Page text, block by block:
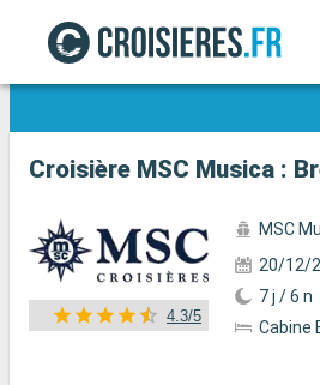
Voir les 89 autres photos
Croisière MSC Musica :
4.3/5
MSC
20/12/
7 j / 6 n
Cabine